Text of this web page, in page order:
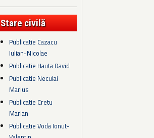
Stare civilă
Publicatie Cazacu
Iulian-Nicolae
Publicatie Hauta David
Publicatie Neculai
Marius
Publicatie Cretu
Marian
Publicatie Voda Ionut-